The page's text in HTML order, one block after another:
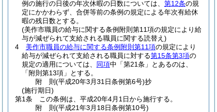
例の施行の日後の年次休暇の日数については、 第12条の規
定にかかわらず、合併等前の条例の規定による年次有給休
暇の残日数とする。
(美作市職員の給与に関する条例附則第11項の規定により給
与が減ぜられて支給される職員に関する読替え)
4
美作市職員の給与に関する条例附則第11項の規定により
給与が減ぜられて支給される職員に対する第15条第3項の
規定の適用については、 同項中「第21条」とあるのは、
「附則第13項」とする。
附 則(平成20年3月31日条例第6号)抄
(施行期日)
第1条
この条例は、平成20年4月1日から施行する。
附 則(平成21年3月18日条例第10号)